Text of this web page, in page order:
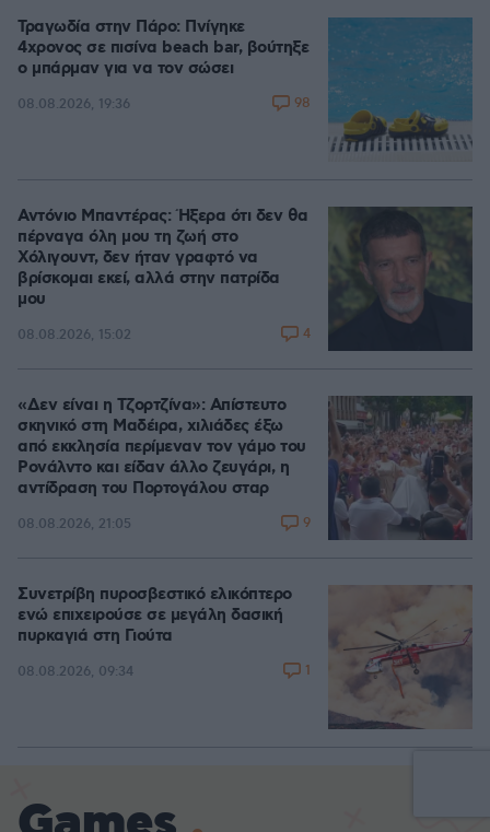
Τραγωδία στην Πάρο: Πνίγηκε
4χρονος σε πισίνα beach bar, βούτηξε
ο μπάρμαν για να τον σώσει
08.08.2026, 19:36 98
Αντόνιο Μπαντέρας: Ήξερα ότι δεν θα
πέρναγα όλη μου τη ζωή στο
Χόλιγουντ, δεν ήταν γραφτό να
βρίσκομαι εκεί, αλλά στην πατρίδα
μου
08.08.2026, 15:02 4
«Δεν είναι η Τζορτζίνα»: Απίστευτο
σκηνικό στη Μαδέιρα, χιλιάδες έξω
από εκκλησία περίμεναν τον γάμο του
Ρονάλντο και είδαν άλλο ζευγάρι, η
αντίδραση του Πορτογάλου σταρ
08.08.2026, 21:05 9
Συνετρίβη πυροσβεστικό ελικόπτερο
ενώ επιχειρούσε σε μεγάλη δασική
πυρκαγιά στη Γιούτα
08.08.2026, 09:34 1